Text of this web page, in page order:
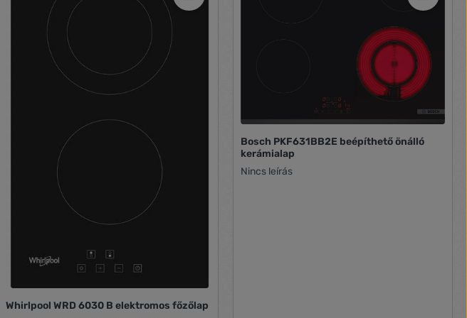
Whirlpool WRD 6030 B elektromos főzőlap
Bosch PKF631BB2E beépíthető önálló
kerámialap
Nincs leírás